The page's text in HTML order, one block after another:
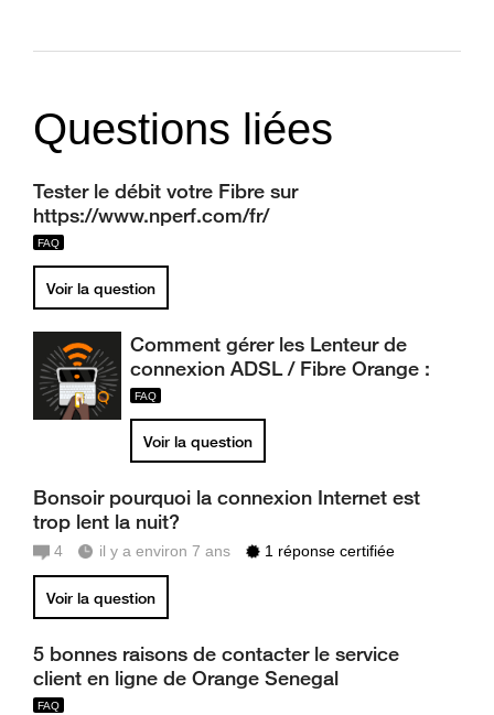
Questions liées
Tester le débit votre Fibre sur
https://www.nperf.com/fr/
Voir la question
Comment gérer les Lenteur de
connexion ADSL / Fibre Orange :
Voir la question
Bonsoir pourquoi la connexion Internet est
trop lent la nuit?
4 il y a environ 7 ans 1 réponse certifiée
Voir la question
5 bonnes raisons de contacter le service
client en ligne de Orange Senegal